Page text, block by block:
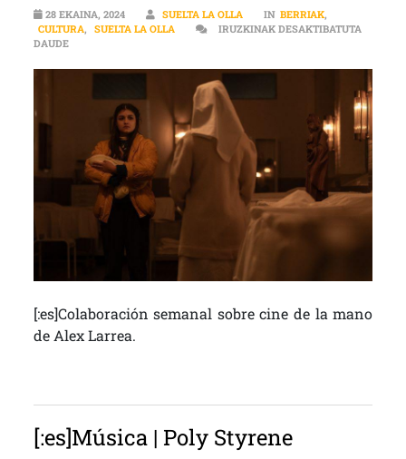
28 EKAINA, 2024 SUELTA LA OLLA IN BERRIAK,
CULTURA, SUELTA LA OLLA
IRUZKINAK DESAKTIBATUTA
DAUDE[:ES]EL GALLINERO | RECOMENDACIONES CINEMATOGRÁFICAS DE
[:es]Colaboración semanal sobre cine de la mano
de Alex Larrea.
[:es]Música | Poly Styrene